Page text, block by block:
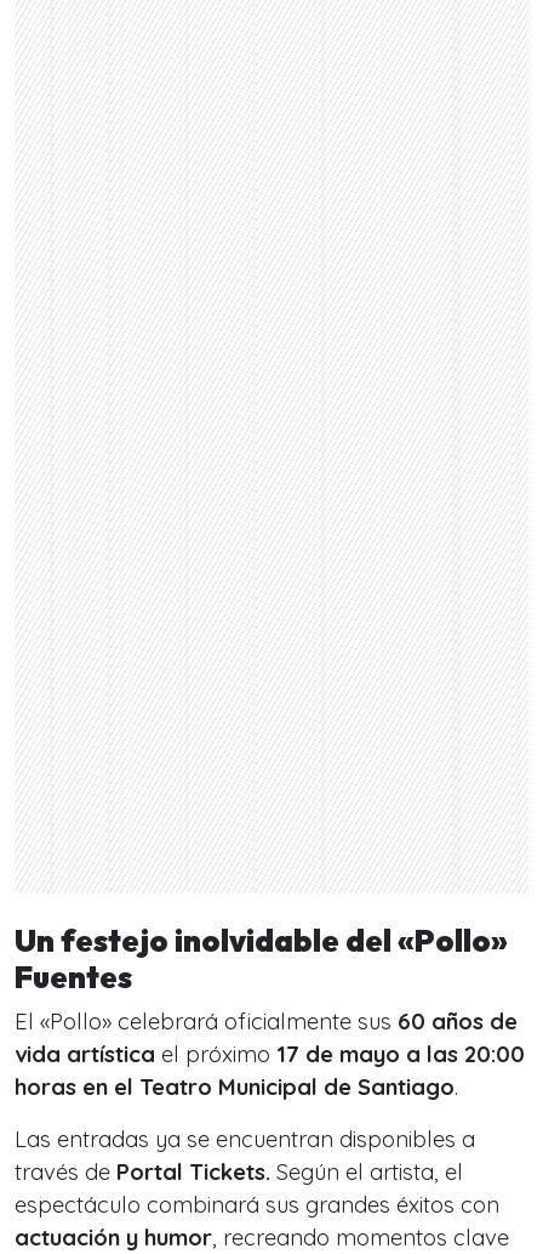
Un festejo inolvidable del «Pollo»
Fuentes
El «Pollo» celebrará oficialmente sus 60 años de
vida artística el próximo 17 de mayo a las 20:00
horas en el Teatro Municipal de Santiago.
Las entradas ya se encuentran disponibles a
través de Portal Tickets. Según el artista, el
espectáculo combinará sus grandes éxitos con
actuación y humor, recreando momentos clave